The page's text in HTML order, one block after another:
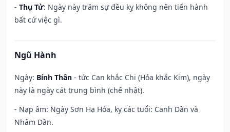
- Thụ Tử: Ngày này trăm sự đều kỵ không nên tiến hành
bất cứ việc gì.
Ngũ Hành
Ngày: Bính Thân - tức Can khắc Chi (Hỏa khắc Kim), ngày
này là ngày cát trung bình (chế nhật).
- Nạp âm: Ngày Sơn Hạ Hỏa, kỵ các tuổi: Canh Dần và
Nhâm Dần.